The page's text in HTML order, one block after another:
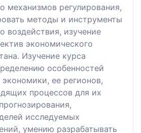
механизмов регулирования,
методы и инструменты
воздействия, изучение
экономического
Изучение курса
особенностей
ее регионов,
процессов для их
исследуемых
умению разрабатывать